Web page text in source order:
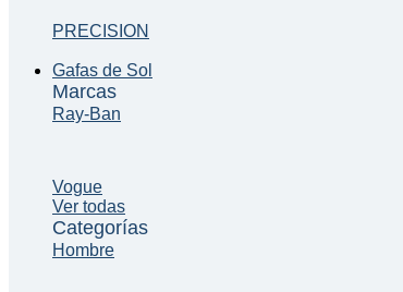
PRECISION
Gafas de Sol
Marcas
Ray-Ban
Vogue
Ver todas
Categorías
Hombre